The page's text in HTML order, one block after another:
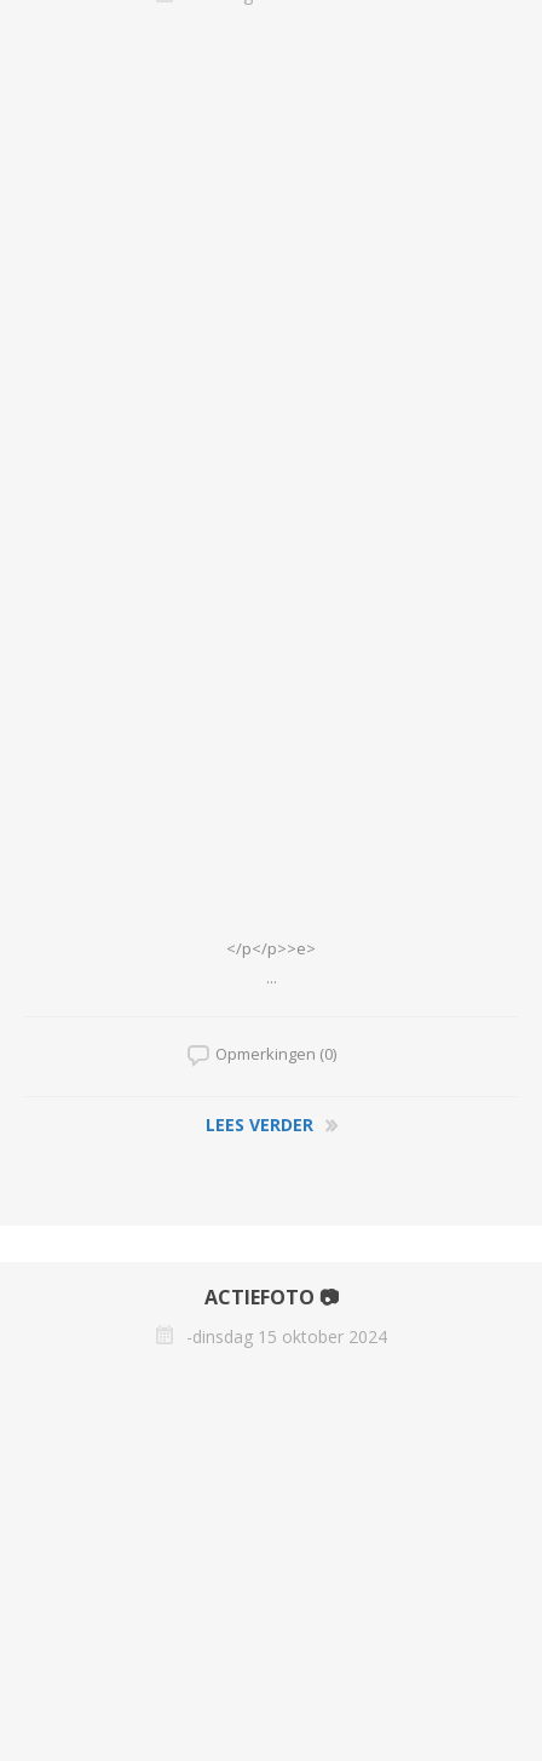
</p</p>>e>
...
Opmerkingen (0)
LEES VERDER
ACTIEFOTO 📷
-dinsdag 15 oktober 2024